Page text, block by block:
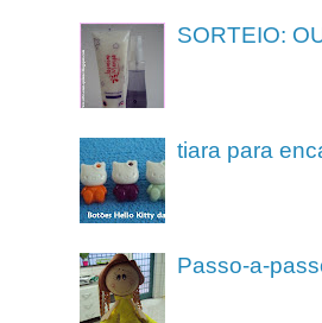
SORTEIO:
tiara para
Passo-a-